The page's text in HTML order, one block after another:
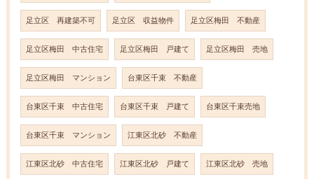
足立区 再建築不可 足立区 収益物件 足立区梅田 不動産
足立区梅田 中古住宅 足立区梅田 戸建て 足立区梅田 売地
足立区梅田 マンション 台東区千束 不動産
台東区千束 中古住宅 台東区千束 戸建て 台東区千束売地
台東区千束 マンション 江東区北砂 不動産
江東区北砂 中古住宅 江東区北砂 戸建て 江東区北砂 売地